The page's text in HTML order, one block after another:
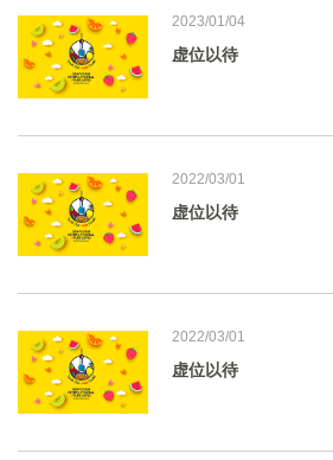
2023/01/04
虚位以待
2022/03/01
虚位以待
2022/03/01
虚位以待